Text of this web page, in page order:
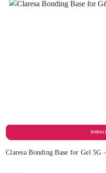
Claresa Bonding Base for Gel 5G